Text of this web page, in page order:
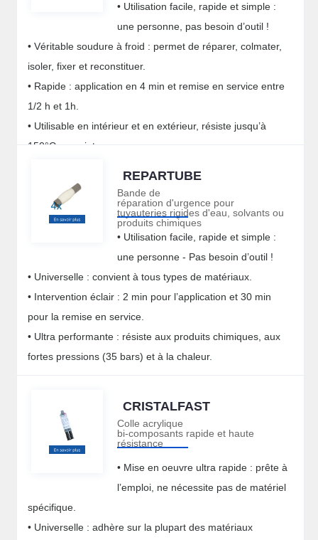
• Utilisation facile, rapide et simple :
une personne, pas besoin d’outil !
• Véritable soudure à froid : permet de réparer, colmater,
isoler, fixer et reconstituer.
• Rapide : application en 4 min et remise en service entre
1/2 h et 1h.
• Utilisable en intérieur et en extérieur, résiste jusqu’à
150°C en pointe.
REPARTUBE
Bande de
réparation d'urgence pour
tuyauteries rigides d'eau, solvants ou
produits chimiques
• Utilisation facile, rapide et simple :
une personne - Pas besoin d’outil !
• Universelle : convient à tous types de matériaux.
• Intervention éclair : 2 min pour l’application et 30 min
pour la remise en service.
• Ultra performante : résiste aux produits chimiques, aux
fortes pressions (35 bars) et à la chaleur.
CRISTALFAST
Colle acrylique
bi-composants rapide et haute
résistance
• Mise en oeuvre ultra rapide : prête à
l’emploi, ne nécessite pas de matériel
spécifique.
• Universelle : adhère sur la plupart des matériaux